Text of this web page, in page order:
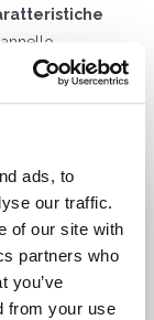
ads, to
our traffic.
of our site with
partners who
you’ve
from your use
impegno